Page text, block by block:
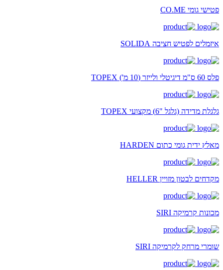
פטישי גומי CO.ME
איזמלים לפטיש חציבה SOLIDA
פלס 60 ס"מ דיגיטלי ולייזר (10 מ') TOPEX
גלגלת מדידה (גלגל "6) מקצועי TOPEX
מאלץ ידית גומי כתום HARDEN
מקדחים לבטון מזויין HELLER
מכונות קרמיקה SIRI
שומרי מרחק לקרמיקה SIRI